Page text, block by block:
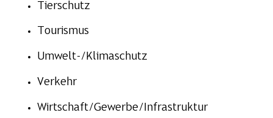
Tierschutz
Tourismus
Umwelt-/Klimaschutz
Verkehr
Wirtschaft/Gewerbe/Infrastruktur